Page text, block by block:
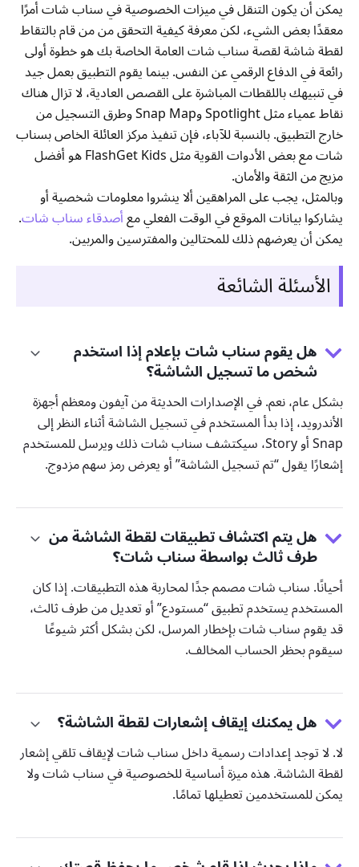
يمكن أن يكون التنقل في ميزات الخصوصية في سناب شات أمرًا
معقدًا بعض الشيء، لكن معرفة كيفية التحقق من من قام بالتقاط
لقطة شاشة لقصة سناب شات العامة الخاصة بك هو خطوة أولى
رائعة في الدفاع الرقمي عن النفس. بينما يقوم التطبيق بعمل جيد
في تنبيهك باللقطات المباشرة على القصص العادية، لا تزال هناك
نقاط عمياء مثل Spotlight وSnap Map وطرق التسجيل من
خارج التطبيق. بالنسبة للآباء، فإن تنفيذ مركز العائلة الخاص بسناب
شات مع بعض الأدوات القوية مثل FlashGet Kids هو أفضل
مزيج من الثقة والأمان.
وبالمثل، يجب على المراهقين ألا ينشروا معلومات شخصية أو
يشاركوا بيانات الموقع في الوقت الفعلي معأصدقاء سناب شات.
يمكن أن يعرضهم ذلك للمحتالين والمفترسين والمربين.
الأسئلة الشائعة
هل يقوم سناب شات بإعلام إذا استخدم
شخص ما تسجيل الشاشة؟
بشكل عام، نعم. في الإصدارات الحديثة من آيفون ومعظم أجهزة
الأندرويد، إذا بدأ المستخدم في تسجيل الشاشة أثناء النظر إلى
Snap أو Story، سيكتشف سناب شات ذلك ويرسل للمستخدم
إشعارًا يقول “تم تسجيل الشاشة” أو يعرض رمز سهم مزدوج.
هل يتم اكتشاف تطبيقات لقطة الشاشة من
طرف ثالث بواسطة سناب شات؟
أحيانًا. سناب شات مصمم جدًا لمحاربة هذه التطبيقات. إذا كان
المستخدم يستخدم تطبيق “مستودع” أو تعديل من طرف ثالث،
قد يقوم سناب شات بإخطار المرسل، لكن بشكل أكثر شيوعًا
سيقوم بحظر الحساب المخالف.
هل يمكنك إيقاف إشعارات لقطة الشاشة؟
لا. لا توجد إعدادات رسمية داخل سناب شات لإيقاف تلقي إشعار
لقطة الشاشة. هذه ميزة أساسية للخصوصية في سناب شات ولا
يمكن للمستخدمين تعطيلها تمامًا.